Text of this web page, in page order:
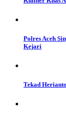
Polres Aceh
Kejari
Tekad